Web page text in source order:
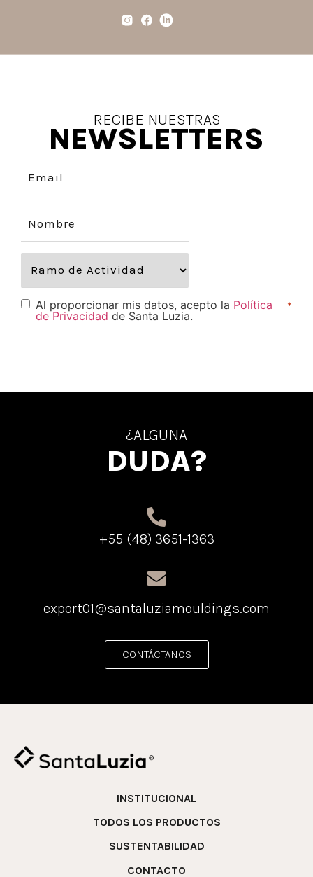
RECIBE NUESTRAS
NEWSLETTERS
Al proporcionar mis datos, acepto la Política
de Privacidad de Santa Luzia.
*
¿ALGUNA
DUDA?
+55 (48) 3651-1363
export01@santaluziamouldings.com
CONTÁCTANOS
INSTITUCIONAL
TODOS LOS PRODUCTOS
SUSTENTABILIDAD
CONTACTO